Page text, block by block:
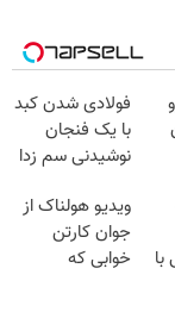
فولادی شدن کبد
با یک فنجان
نوشیدنی سم زدا
ویدیو هولناک از
جوان کارتن
خوابی که